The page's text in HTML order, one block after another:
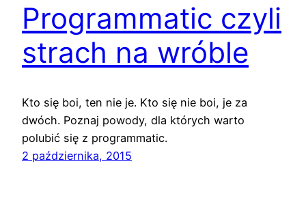
Programmatic czyli
strach na wróble
Kto się boi, ten nie je. Kto się nie boi, je za
dwóch. Poznaj powody, dla których warto
polubić się z programmatic.
2 października, 2015